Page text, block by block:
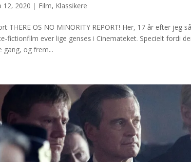
12, 2020 | Film, Klassikere
THERE OS NO MINORITY REPORT! Her, 17 år efter jeg
fictionfilm ever lige genses i Cinemateket. Specielt fordi
gang, og frem...